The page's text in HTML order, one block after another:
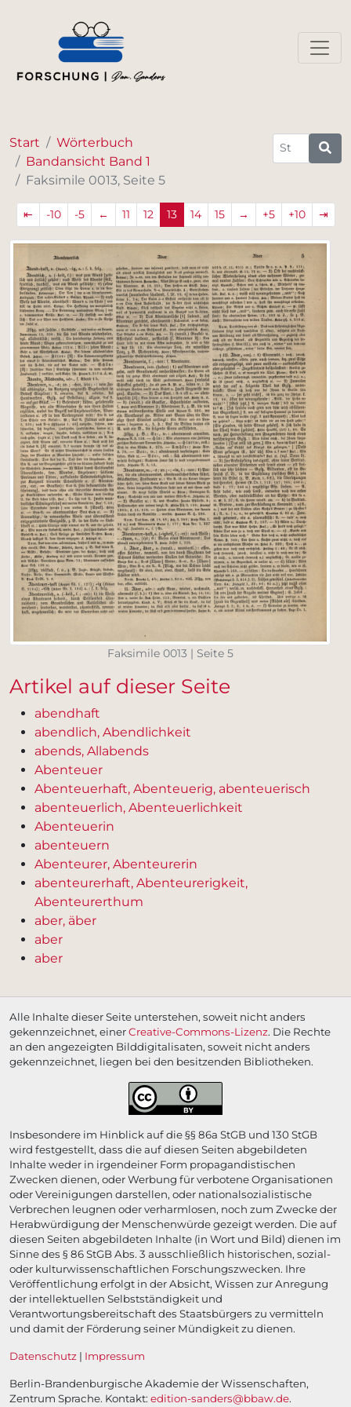
Start
Wörterbuch
Bandansicht Band 1
Faksimile 0013, Seite 5
⇤ -10 -5 ← 11 12 13 14 15 → +5 +10 ⇥
Faksimile 0013 | Seite 5
Artikel auf dieser Seite
abendhaft
abendlich, Abendlichkeit
abends, Allabends
Abenteuer
Abenteuerhaft, Abenteuerig, abenteuerisch
abenteuerlich, Abenteuerlichkeit
Abenteuerin
abenteuern
Abenteurer, Abenteurerin
abenteurerhaft, Abenteurerigkeit,
Abenteurerthum
aber, äber
aber
aber
Alle Inhalte dieser Seite unterstehen, soweit nicht anders
gekennzeichnet, einerCreative-Commons-Lizenz. Die Rechte
an den angezeigten Bilddigitalisaten, soweit nicht anders
gekennzeichnet, liegen bei den besitzenden Bibliotheken.
Insbesondere im Hinblick auf die §§ 86a StGB und 130 StGB
wird festgestellt, dass die auf diesen Seiten abgebildeten
Inhalte weder in irgendeiner Form propagandistischen
Zwecken dienen, oder Werbung für verbotene Organisationen
oder Vereinigungen darstellen, oder nationalsozialistische
Verbrechen leugnen oder verharmlosen, noch zum Zwecke der
Herabwürdigung der Menschenwürde gezeigt werden. Die auf
diesen Seiten abgebildeten Inhalte (in Wort und Bild) dienen im
Sinne des § 86 StGB Abs. 3 ausschließlich historischen, sozial-
oder kulturwissenschaftlichen Forschungszwecken. Ihre
Veröffentlichung erfolgt in der Absicht, Wissen zur Anregung
der intellektuellen Selbstständigkeit und
Verantwortungsbereitschaft des Staatsbürgers zu vermitteln
und damit der Förderung seiner Mündigkeit zu dienen.
Datenschutz | Impressum
Berlin-Brandenburgische Akademie der Wissenschaften,
Zentrum Sprache. Kontakt: edition-sanders@bbaw.de.